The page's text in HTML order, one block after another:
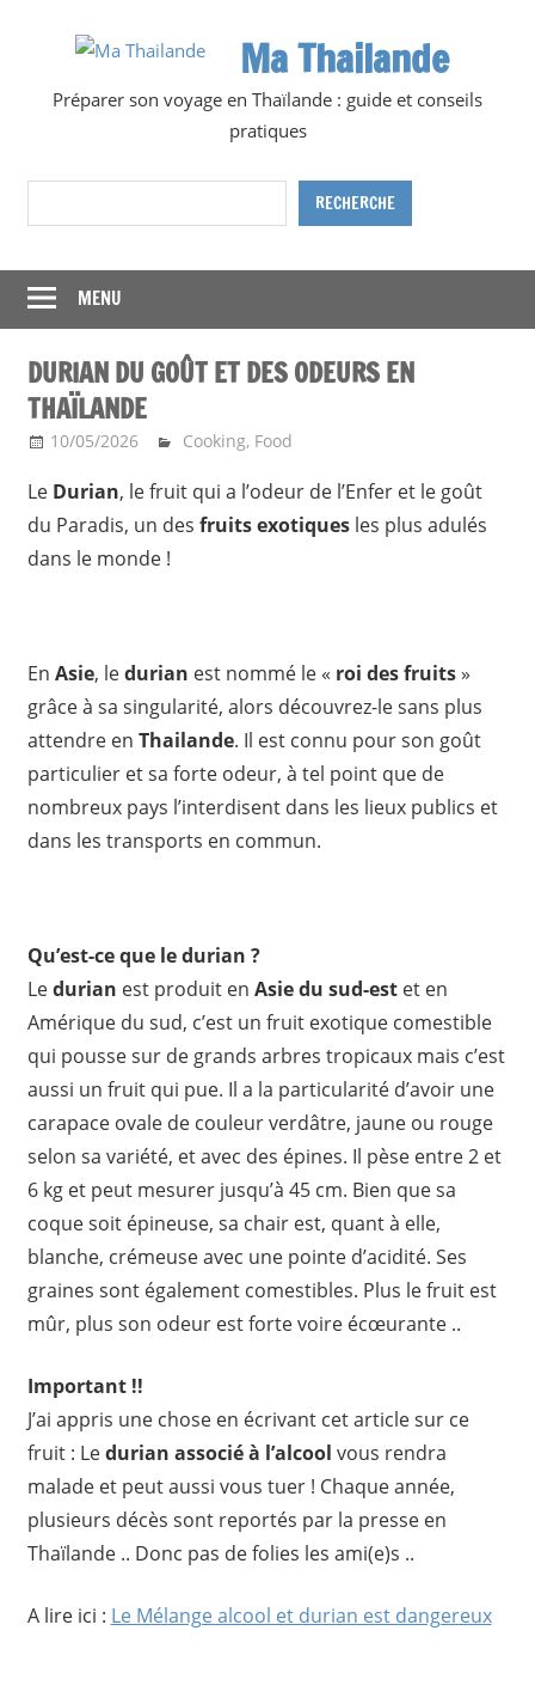
Ma Thailande
Préparer son voyage en Thaïlande : guide et conseils
pratiques
Rechercher
RECHERCHE
MENU
DURIAN DU GOÛT ET DES ODEURS EN
THAÏLANDE
10/05/2026 Ma Thailande
Cooking, Food
Le Durian, le fruit qui a l’odeur de l’Enfer et le goût
du Paradis, un des fruits exotiquesles plus adulés
dans le monde !
En Asie, ledurian est nommé le « roi des fruits»
grâce à sa singularité, alors découvrez-le sans plus
attendre en Thailande. Il est connu pour son goût
particulier et sa forte odeur, à tel point que de
nombreux pays l’interdisent dans les lieux publics et
dans les transports en commun.
Qu’est-ce que le durian ?
Ledurian est produit en Asie du sud-estet en
Amérique du sud, c’est un fruit exotique comestible
qui pousse sur de grands arbres tropicaux mais c’est
aussi un fruit qui pue. Il a la particularité d’avoir une
carapace ovale de couleur verdâtre, jaune ou rouge
selon sa variété, et avec des épines. Il pèse entre 2 et
6 kg et peut mesurer jusqu’à 45 cm. Bien que sa
coque soit épineuse, sa chair est, quant à elle,
blanche, crémeuse avec une pointe d’acidité. Ses
graines sont également comestibles. Plus le fruit est
mûr, plus son odeur est forte voire écœurante ..
Important !!
J’ai appris une chose en écrivant cet article sur ce
fruit : Ledurian associé à l’alcool vous rendra
malade et peut aussi vous tuer ! Chaque année,
plusieurs décès sont reportés par la presse en
Thaïlande .. Donc pas de folies les ami(e)s ..
A lire ici : Le Mélange alcool et durian est dangereux